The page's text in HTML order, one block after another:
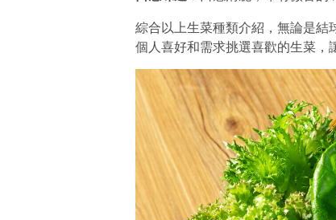
綜合以上生菜種類介紹，無論是結
個人喜好和需求挑選喜歡的生菜，